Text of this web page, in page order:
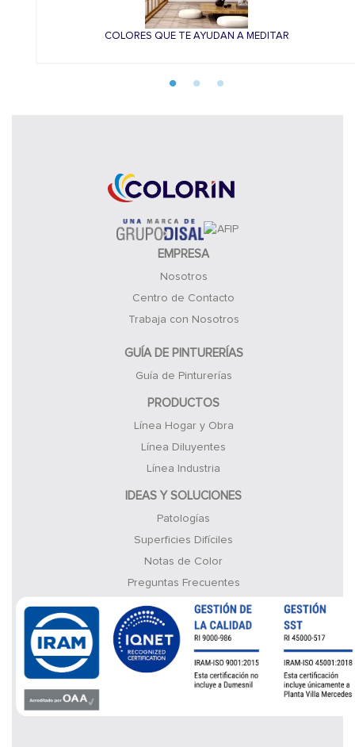
COLORES QUE TE AYUDAN A MEDITAR
EMPRESA
Nosotros
Centro de Contacto
Trabaja con Nosotros
GUÍA DE PINTURERÍAS
Guía de Pinturerías
PRODUCTOS
Línea Hogar y Obra
Línea Diluyentes
Línea Industria
IDEAS Y SOLUCIONES
Patologías
Superficies Difíciles
Notas de Color
Preguntas Frecuentes